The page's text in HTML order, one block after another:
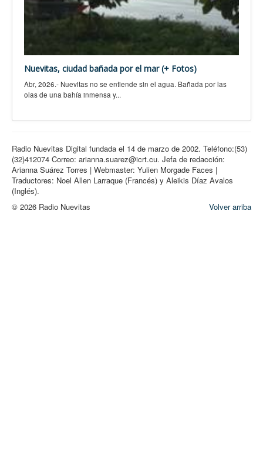
Nuevitas, ciudad bañada por el mar (+ Fotos)
Abr, 2026.- Nuevitas no se entiende sin el agua. Bañada por las
olas de una bahía inmensa y...
Radio Nuevitas Digital fundada el 14 de marzo de 2002. Teléfono:(53)
(32)412074 Correo: arianna.suarez@icrt.cu. Jefa de redacción:
Arianna Suárez Torres | Webmaster: Yulien Morgade Faces |
Traductores: Noel Allen Larraque (Francés) y Aleikis Díaz Avalos
(Inglés).
Volver arriba
© 2026 Radio Nuevitas